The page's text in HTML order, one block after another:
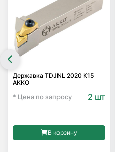
Державка TDJNL 2020 K15
AKKO
* Цена по запросу 2 шт
В корзину